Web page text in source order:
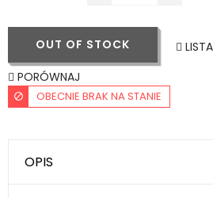
OUT OF STOCK
PORÓWNAJ
OBECNIE BRAK NA STANIE
OPIS